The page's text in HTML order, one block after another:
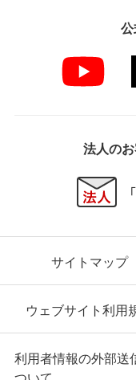
法人の
サイトマップ
ウェブサイト利用
利用者情報の外部送